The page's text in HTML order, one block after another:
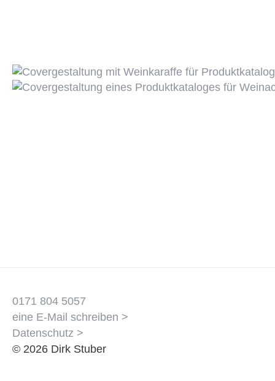
0171 804 5057
eine E-Mail schreiben >
Datenschutz >
© 2026 Dirk Stuber